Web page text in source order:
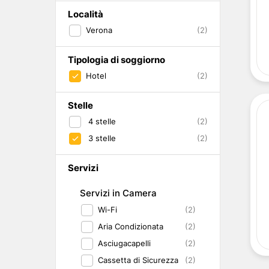
Emilia Romagna
Valle d'Aosta
Trentino-Alto Adige
Friuli-Venezia Giulia
Marche
Isole del Golfo di Napoli
Lampedusa
Pantelleria
Viaggio con Amici
Pet Friendly
Benessere e
Località
Verona (2)
Tipologia di soggiorno
Hotel (2)
Stelle
4 stelle
(2)
3 stelle (2)
Servizi
Servizi in Camera
Wi-Fi
(2)
Aria Condizionata
(2)
Asciugacapelli
(2)
Cassetta di Sicurezza
(2)